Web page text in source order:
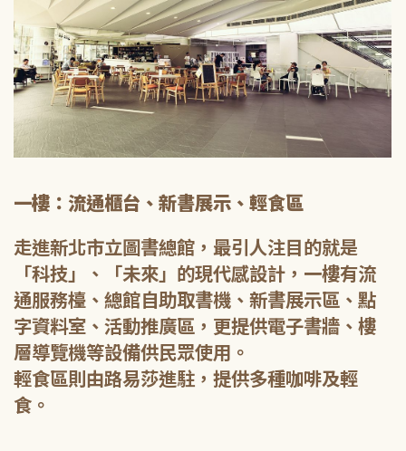
一樓：流通櫃台、新書展示、輕食區
走進新北市立圖書總館，最引人注目的就是
「科技」、「未來」的現代感設計，一樓有流
通服務檯、總館自助取書機、新書展示區、點
字資料室、活動推廣區，更提供電子書牆、樓
層導覽機等設備供民眾使用。
輕食區則由路易莎進駐，提供多種咖啡及輕
食。